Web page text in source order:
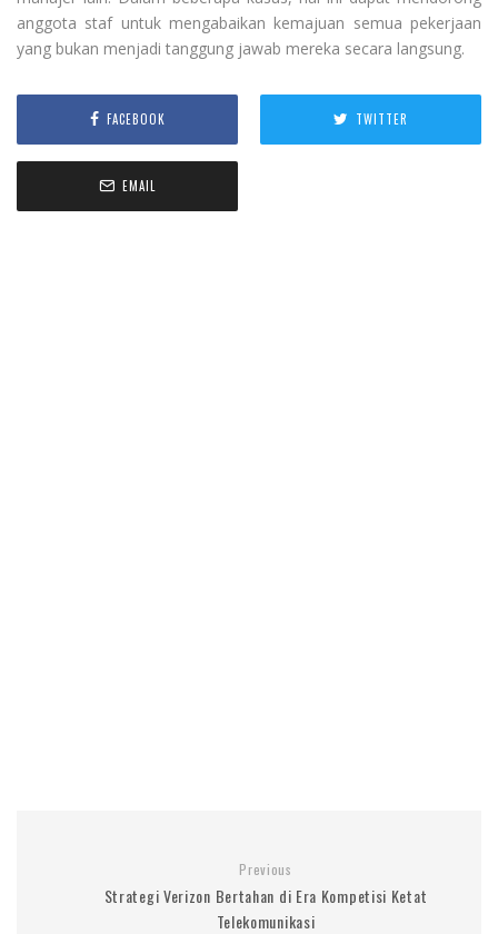
anggota staf untuk mengabaikan kemajuan semua pekerjaan
yang bukan menjadi tanggung jawab mereka secara langsung.
FACEBOOK TWITTER
EMAIL
Previous
Strategi Verizon Bertahan di Era Kompetisi Ketat
Telekomunikasi